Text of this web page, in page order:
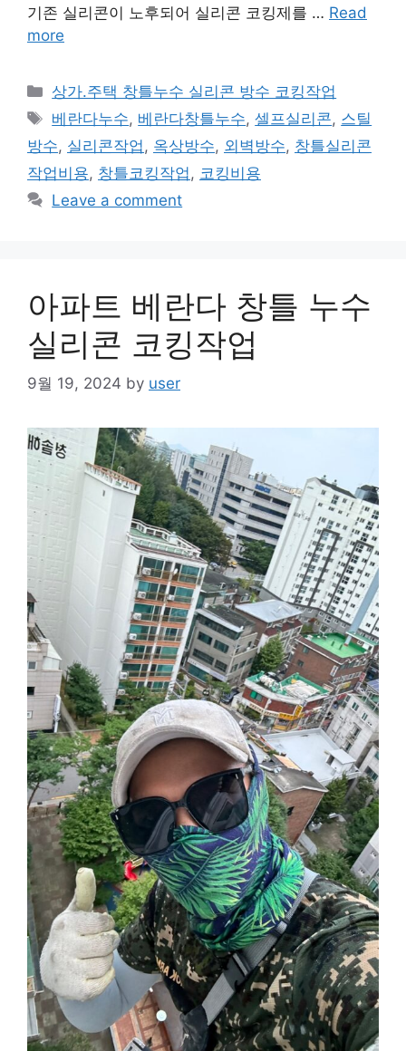
기존 실리콘이 노후되어 실리콘 코킹제를 … Read
more
Categories
상가.주택 창틀누수 실리콘 방수 코킹작업
Tags
베란다누수, 베란다창틀누수,셀프실리콘, 스틸
방수, 실리콘작업 , 옥상방수, 외벽방수, 창틀실리콘
작업비용, 창틀코킹작업 , 코킹비용
Leave a comment
아파트 베란다 창틀 누수
실리콘 코킹작업
9월 19, 2024 by user